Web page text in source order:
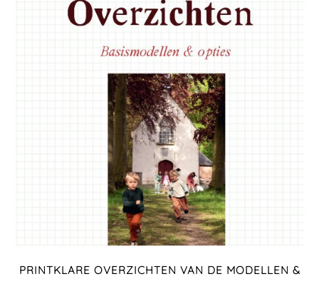
PRINTKLARE OVERZICHTEN VAN DE MODELLEN &